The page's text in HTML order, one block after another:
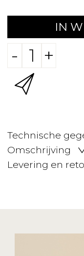
IN
- +
Technische
Omschrijving
Levering en